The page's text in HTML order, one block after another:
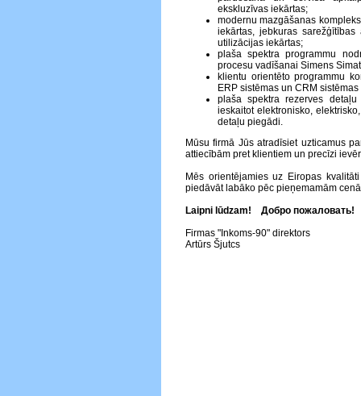
ekskluzīvas iekārtas;
modernu mazgāšanas
iekārtas, jebkuras sarežģītības
utilizācijas iekārtas;
plaša spektra programmu
procesu vadīšanai Simens
klientu orientēto programmu
ERP sistēmas un CRM
plaša spektra rezerves detaļu
ieskaitot elektronisko,
detaļu piegādi.
Mūsu firmā Jūs atradīsiet uzticamus
attiecībām pret klientiem un precīzi
Mēs orientējamies uz Eiropas
piedāvāt labāko pēc pieņemamām
Laipni lūdzam! Добро
Firmas "Inkoms-90" direktors
Artūrs Šjutcs